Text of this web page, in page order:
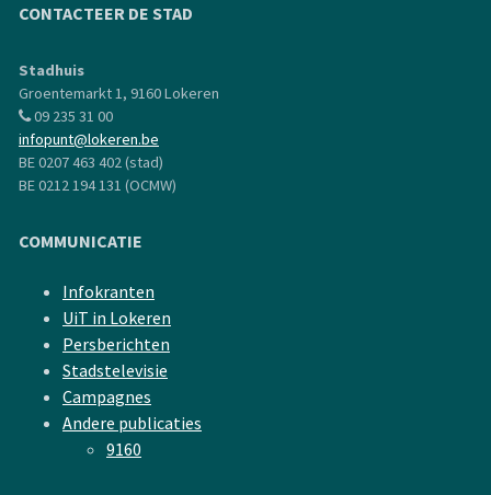
CONTACTEER DE STAD
Stadhuis
Groentemarkt 1, 9160 Lokeren
09 235 31 00
infopunt@lokeren.be
BE 0207 463 402 (stad)
BE 0212 194 131 (OCMW)
COMMUNICATIE
Infokranten
UiT in Lokeren
Persberichten
Stadstelevisie
Campagnes
Andere publicaties
9160